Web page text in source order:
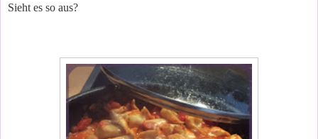
Sieht es so aus?